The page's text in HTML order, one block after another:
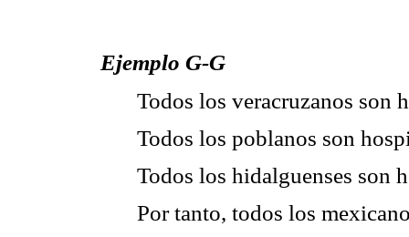
Ejemplo G-G
Todos los veracruzanos son
Todos los poblanos son
Todos los hidalguenses son
Por tanto, todos los